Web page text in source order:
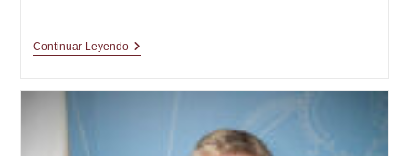
Continuar LeyendoEl
100